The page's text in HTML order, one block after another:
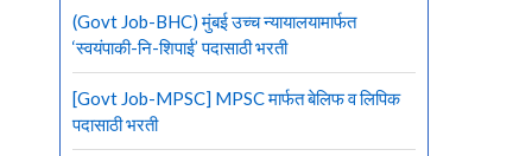
(Govt Job-BHC) मुंबई उच्च न्यायालयामार्फत
‘स्वयंपाकी-नि-शिपाई’ पदासाठी भरती
[Govt Job-MPSC] MPSC मार्फत बेलिफ व लिपिक
पदासाठी भरती